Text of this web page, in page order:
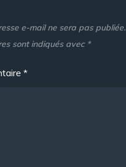
e-mail ne sera pas publiée.
sont indiqués avec *
*